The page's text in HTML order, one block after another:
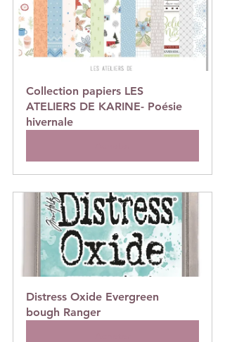
Collection papiers LES
ATELIERS DE KARINE- Poésie
hivernale
Distress Oxide Evergreen
bough Ranger